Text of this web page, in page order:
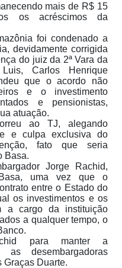
mais de R$ 15
os acréscimos da
foi condenado a
devidamente corrigida
do juiz da 2ª Vara da
Carlos Henrique
que o acordo não
e o investimento
e pensionistas,
atuação.
ao TJ, alegando
e culpa exclusiva do
fato que seria
Basa.
Jorge Rachid,
uma vez que o
entre o Estado do
os investimentos e os
a cargo da instituição
a qualquer tempo, o
para manter a
as desembargadoras
Graças Duarte.